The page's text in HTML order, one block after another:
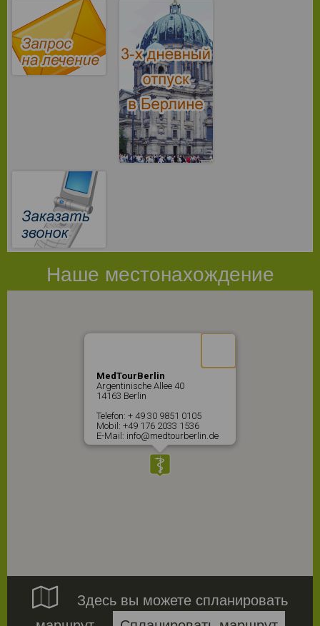
Наше местонахождение
MedTourBerlin
Argentinische Allee 40
14163 Berlin
Telefon: + 49 30 9851 0105
Mobil: +49 176 2033 1536
E-Mail: info@medtourberlin.de

Здесь вы можете спланировать